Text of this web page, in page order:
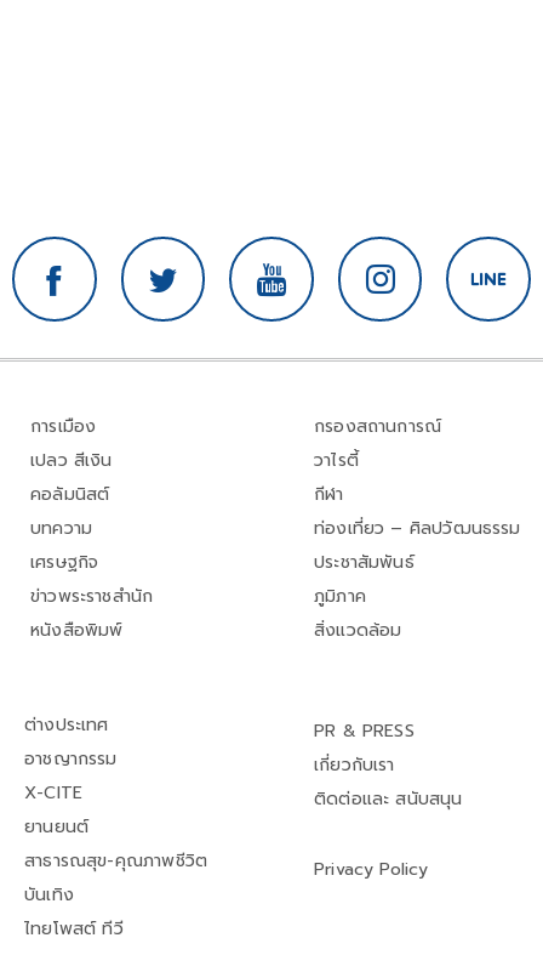
การเมือง
เปลว สีเงิน
คอลัมนิสต์
บทความ
เศรษฐกิจ
ข่าวพระราชสำนัก
หนังสือพิมพ์
กรองสถานการณ์
วาไรตี้
กีฬา
ท่องเที่ยว – ศิลปวัฒนธรรม
ประชาสัมพันธ์
ภูมิภาค
สิ่งแวดล้อม
ต่างประเทศ
อาชญากรรม
X-CITE
ยานยนต์
สาธารณสุข-คุณภาพชีวิต
บันเทิง
ไทยโพสต์ ทีวี
PR & PRESS
เกี่ยวกับเรา
ติดต่อและ สนับสนุน
Privacy Policy